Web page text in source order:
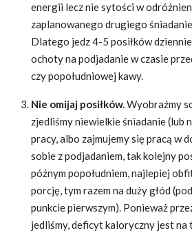
energii lecz nie sytości w
zaplanowanego drugiego
Dlatego jedz 4-5 posiłków
ochoty na podjadanie w czasie
czy popołudniowej kawy.
Nie omijaj posiłków.Wyobraźmy
zjedliśmy niewielkie śniadanie (lub
pracy, albo zajmujemy się pracą w
sobie z podjadaniem, tak kolejny
późnym popołudniem, najlepiej
porcję, tym razem na duży głód
punkcie pierwszym). Ponieważ
jedliśmy, deficyt kaloryczny jest na